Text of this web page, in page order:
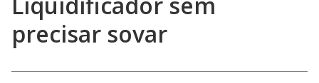
precisar sovar